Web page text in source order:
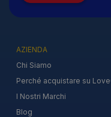
AZIENDA
Chi Siamo
Perché acquistare su
I Nostri Marchi
Blog